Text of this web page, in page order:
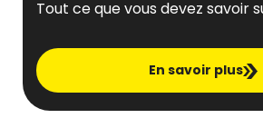
Tout ce que vous devez savoir
En savoir plus